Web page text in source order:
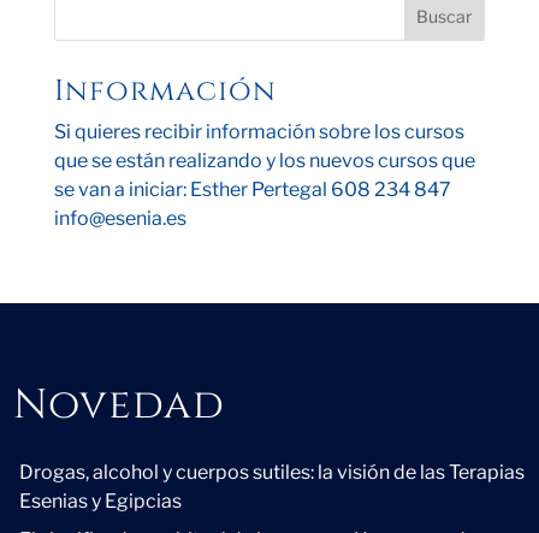
Información
Si quieres recibir información sobre los cursos
que se están realizando y los nuevos cursos que
se van a iniciar: Esther Pertegal 608 234 847
info@esenia.es
Novedad
Novedad
Drogas, alcohol y cuerpos sutiles: la visión de las Terapias
Esenias y Egipcias